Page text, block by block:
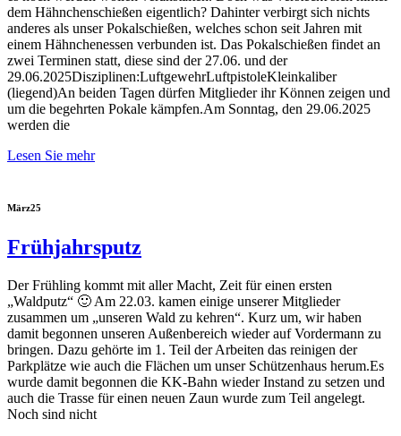
dem Hähnchenschießen eigentlich? Dahinter verbirgt sich nichts
anderes als unser Pokalschießen, welches schon seit Jahren mit
einem Hähnchenessen verbunden ist. Das Pokalschießen findet an
zwei Terminen statt, diese sind der 27.06. und der
29.06.2025Disziplinen:LuftgewehrLuftpistoleKleinkaliber
(liegend)An beiden Tagen dürfen Mitglieder ihr Können zeigen und
um die begehrten Pokale kämpfen.Am Sonntag, den 29.06.2025
werden die
Lesen Sie mehr
März25
Frühjahrsputz
Der Frühling kommt mit aller Macht, Zeit für einen ersten
„Waldputz“ 🙂 Am 22.03. kamen einige unserer Mitglieder
zusammen um „unseren Wald zu kehren“. Kurz um, wir haben
damit begonnen unseren Außenbereich wieder auf Vordermann zu
bringen. Dazu gehörte im 1. Teil der Arbeiten das reinigen der
Parkplätze wie auch die Flächen um unser Schützenhaus herum.Es
wurde damit begonnen die KK-Bahn wieder Instand zu setzen und
auch die Trasse für einen neuen Zaun wurde zum Teil angelegt.
Noch sind nicht